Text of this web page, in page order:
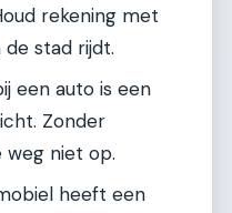
rekening met
stad rijdt.
een auto is een
Zonder
weg niet op.
heeft een